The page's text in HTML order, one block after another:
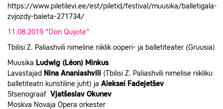
https://www.piletilevi.ee/est/piletid/festival/muusika/balletigala-
zvjozdy-baleta-271734/
11.08.2019 "Don Quijote"
Tbilisi Z. Paliashvili nimeline riiklik ooperi- ja balletiteater (Gruusia)
Muusika Ludwig ( Léon) Minkus
Lavastajad
Nina Ananiashvili (Tbilisi Z. Paliashvili nimelise riikliku
balletiteatri kunstiline juht) ja Aleksei Fadejetšev
Stsenograaf Vjatšeslav Okunev
Moskva Novaja Opera orkester